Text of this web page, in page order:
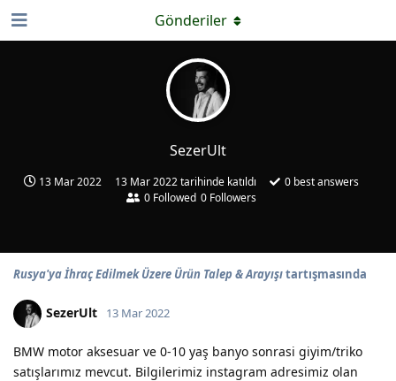
SezerUlt
13 Mar 2022 13 Mar 2022tarihinde katıldı 0 best answers
0 Followed 0 Followers
Gönderiler
Rusya'ya İhraç Edilmek Üzere Ürün Talep & Arayışıtartışmasında
SezerUlt 13 Mar 2022
BMW motor aksesuar ve 0-10 yaş banyo sonrasi giyim/triko
satışlarımız mevcut. Bilgilerimiz instagram adresimiz olan